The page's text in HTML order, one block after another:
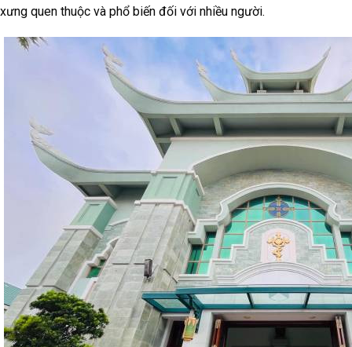
xưng quen thuộc và phổ biến đối với nhiều người.